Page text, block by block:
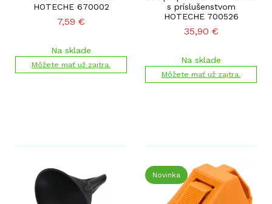
HOTECHE 670002
7,59 €
Na sklade
Môžete mať už zajtra.
s príslušenstvom
HOTECHE 700526
35,90 €
Na sklade
Môžete mať už zajtra.
Novinka